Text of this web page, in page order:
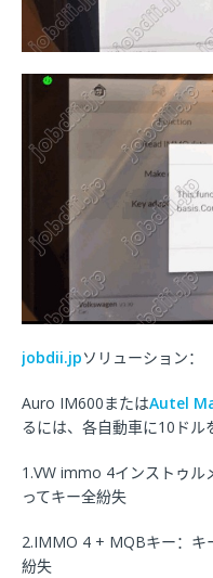
jobdii.jpソリューション：
Auro IM600またはAutel
るには、各自動車に10ドル
1.VW immo 4インストゥル
ってキー全紛失
2.IMMO 4 + MQBキー：キ
紛失